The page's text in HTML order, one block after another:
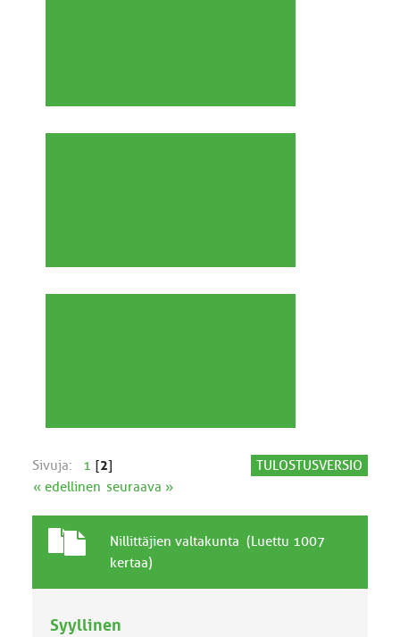
TULOSTUSVERSIO
Sivuja: 1 [2]
« edellinen seuraava »
a
a
l
A
i
Nillittäjien valtakunta (Luettu 1007
kertaa)
Syyllinen